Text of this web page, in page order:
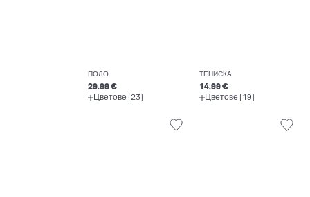
ПОЛО
29.99 €
Цветове (23)
ТЕНИСКА
14.99 €
Цветове (19)